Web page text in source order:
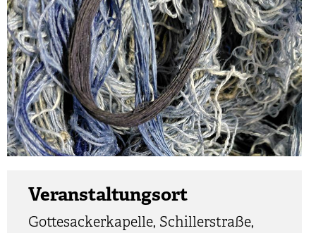
Veranstaltungsort
Gottesackerkapelle, Schillerstraße,